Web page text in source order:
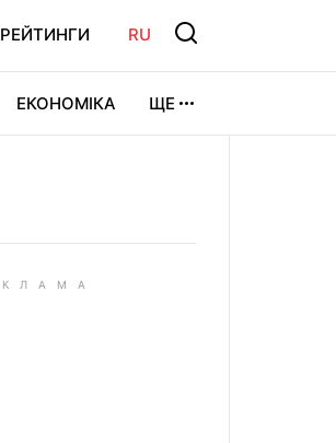
РЕЙТИНГИ RU
ЕКОНОМІКА ЩЕ